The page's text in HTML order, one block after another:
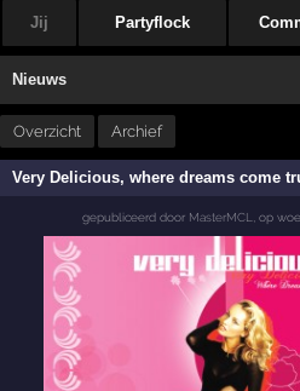
Jij Partyflock
Nieuws
Overzicht Archief
Very Delicious, where dreams come
gepubliceerd door MasterMCL op